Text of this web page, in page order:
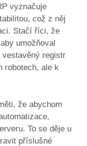
vyznačuje
což z něj
Stačí říci, že
umožňoval
registr
robotech, ale k
že abychom
To se děje u
příslušné